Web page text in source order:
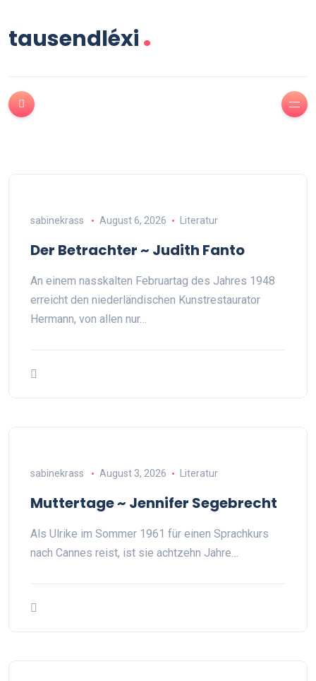
tausendléxi.
sabinekrass August 6, 2026 Literatur
Der Betrachter ~ Judith Fanto
An einem nasskalten Februartag des Jahres 1948
erreicht den niederländischen Kunstrestaurator
Hermann, von allen nur…
sabinekrass August 3, 2026 Literatur
Muttertage ~ Jennifer Segebrecht
Als Ulrike im Sommer 1961 für einen Sprachkurs
nach Cannes reist, ist sie achtzehn Jahre…